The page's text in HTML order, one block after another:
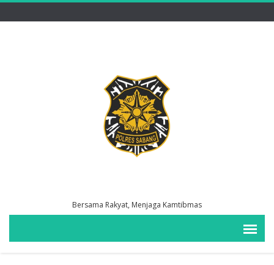
Bersama Rakyat, Menjaga Kamtibmas